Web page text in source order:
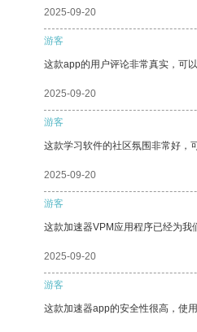
2025-09-20
游客
这款app的用户评论非常真实，可
2025-09-20
游客
这款学习软件的社区氛围非常好，
2025-09-20
游客
这款加速器VPM应用程序已经为我
2025-09-20
游客
这款加速器app的安全性很高，使